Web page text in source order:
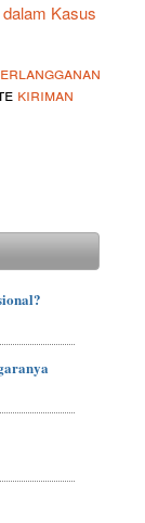
Kasus
kiriman